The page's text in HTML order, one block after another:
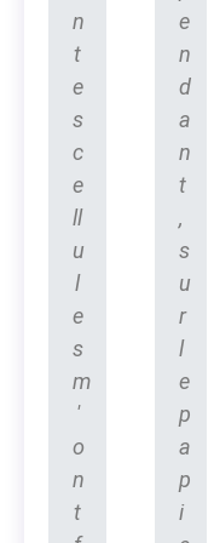
n
t
e
s
c
e
ll
u
l
e
s
m
'
o
n
t
e
n
d
a
n
t
,
s
u
r
l
e
p
a
p
i